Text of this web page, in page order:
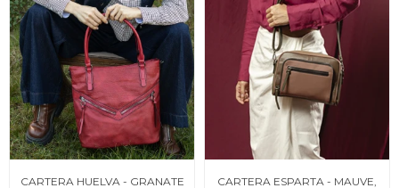
CARTERA HUELVA - GRANATE
CARTERA ESPARTA - MAUVE,